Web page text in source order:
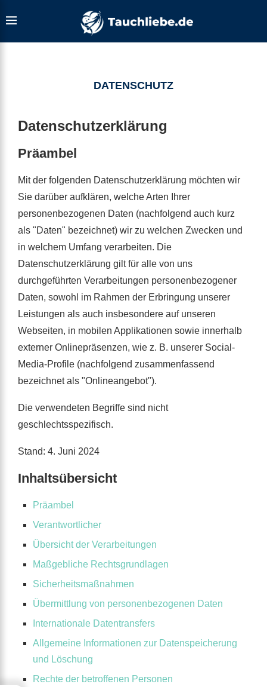
DATENSCHUTZ
Datenschutzerklärung
Präambel
Mit der folgenden Datenschutzerklärung möchten wir
Sie darüber aufklären, welche Arten Ihrer
personenbezogenen Daten (nachfolgend auch kurz
als "Daten" bezeichnet) wir zu welchen Zwecken und
in welchem Umfang verarbeiten. Die
Datenschutzerklärung gilt für alle von uns
durchgeführten Verarbeitungen personenbezogener
Daten, sowohl im Rahmen der Erbringung unserer
Leistungen als auch insbesondere auf unseren
Webseiten, in mobilen Applikationen sowie innerhalb
externer Onlinepräsenzen, wie z. B. unserer Social-
Media-Profile (nachfolgend zusammenfassend
bezeichnet als "Onlineangebot").
Die verwendeten Begriffe sind nicht
geschlechtsspezifisch.
Stand: 4. Juni 2024
Inhaltsübersicht
Präambel
Verantwortlicher
Übersicht der Verarbeitungen
Maßgebliche Rechtsgrundlagen
Sicherheitsmaßnahmen
Übermittlung von personenbezogenen Daten
Internationale Datentransfers
Allgemeine Informationen zur Datenspeicherung
und Löschung
Rechte der betroffenen Personen